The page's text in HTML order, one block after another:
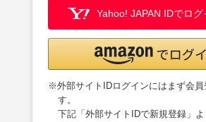
Yahoo! JAPAN IDでログ
※外部サイトIDログインにはまず会員
す。
下記「外部サイトIDで新規登録」